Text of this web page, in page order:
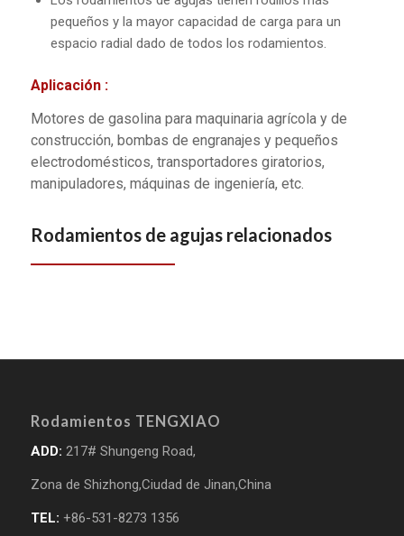
pequeños y la mayor capacidad de carga para un
espacio radial dado de todos los rodamientos.
Aplicación :
Motores de gasolina para maquinaria agrícola y de
construcción, bombas de engranajes y pequeños
electrodomésticos, transportadores giratorios,
manipuladores, máquinas de ingeniería, etc.
Rodamientos de agujas relacionados
Rodamientos TENGXIAO
ADD: 217# Shungeng Road,
Zona de Shizhong,Ciudad de Jinan,China
TEL: +86-531-8273 1356